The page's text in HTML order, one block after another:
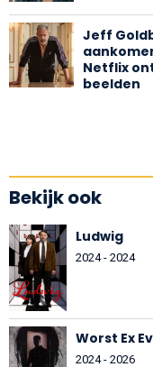
Jeff
Netflix
beelden
Bekijk ook
Ludwig
2024 - 2024
Worst Ex
2024 - 2026